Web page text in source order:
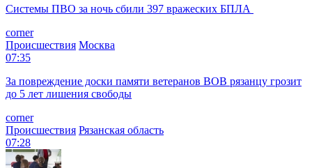
Системы ПВО за ночь сбили 397 вражеских БПЛА
corner
Происшествия Москва
07:35
За повреждение доски памяти ветеранов ВОВ рязанцу грозит
до 5 лет лишения свободы
corner
Происшествия Рязанская область
07:28